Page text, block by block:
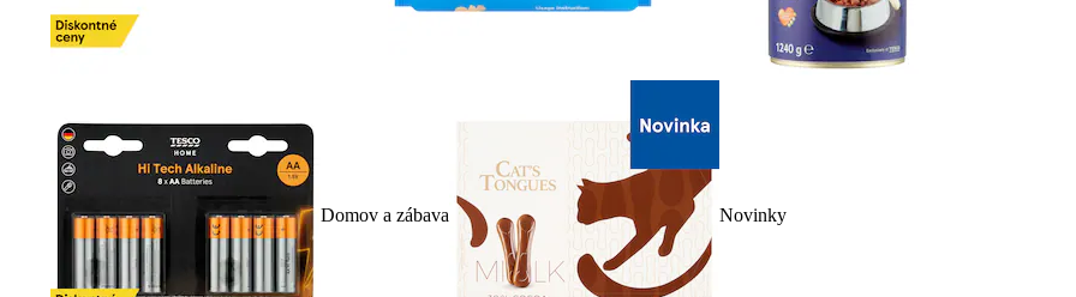
Domov a zábava Novinky